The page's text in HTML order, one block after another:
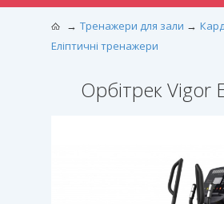
Тренажери для зали
Еліптичні тренажери
Орбітрек Vigor